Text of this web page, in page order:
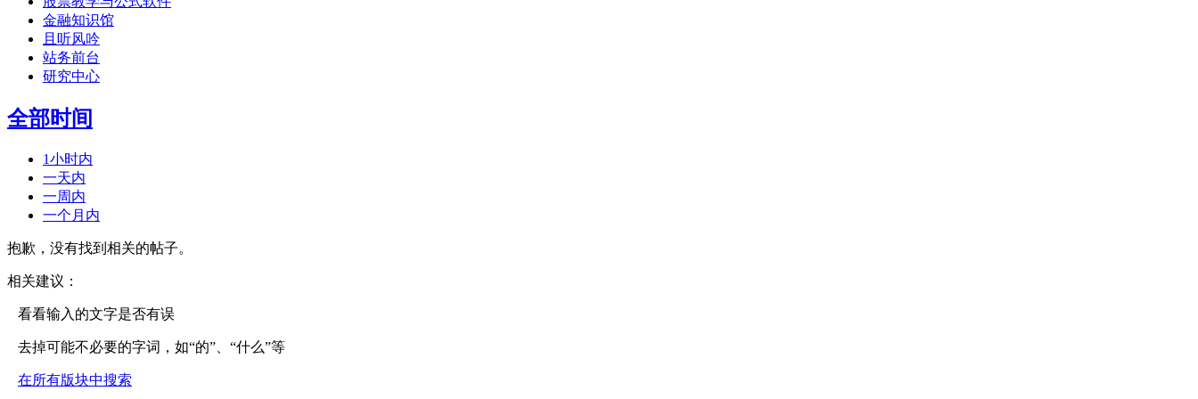
金融知识馆
且听风吟
站务前台
研究中心
全部时间
1小时内
一天内
一周内
一个月内
抱歉，没有找到相关的帖子。
相关建议：
看看输入的文字是否有误
去掉可能不必要的字词，如“的”、“什么”等
在所有版块中搜索